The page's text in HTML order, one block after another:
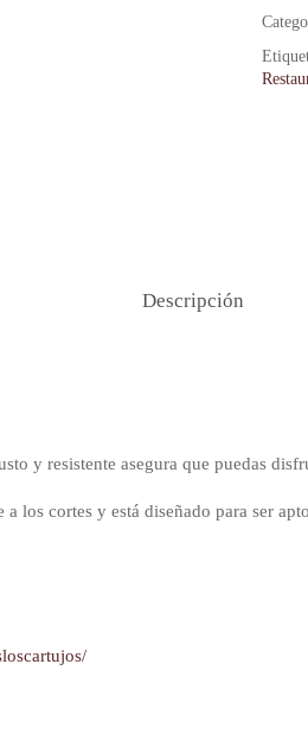
Descripción
y resistente asegura que puedas
los cortes y está diseñado para ser